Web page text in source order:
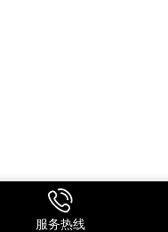
服务热线